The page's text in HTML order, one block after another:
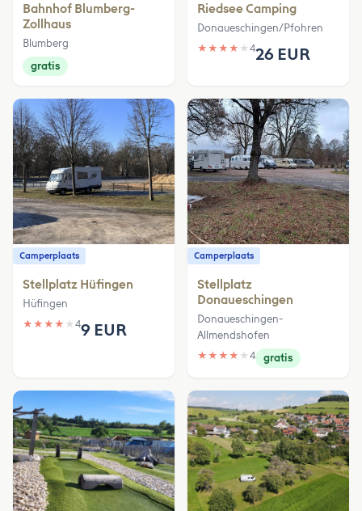
Bahnhof Blumberg-
Zollhaus
Blumberg
gratis
Riedsee Camping
Donaueschingen/Pfohren
★ ★ ★ ★ ★ 426 EUR
Camperplaats
Stellplatz Hüfingen
Hüfingen
★ ★ ★ ★ ★ 49 EUR
Camperplaats
Stellplatz
Donaueschingen
Donaueschingen-
Allmendshofen
★ ★ ★ ★ ★ 4 gratis